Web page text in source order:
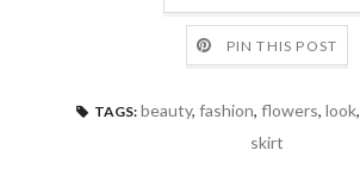
PIN THIS POST
TAGS: beauty, fashion, flowers, look,
skirt